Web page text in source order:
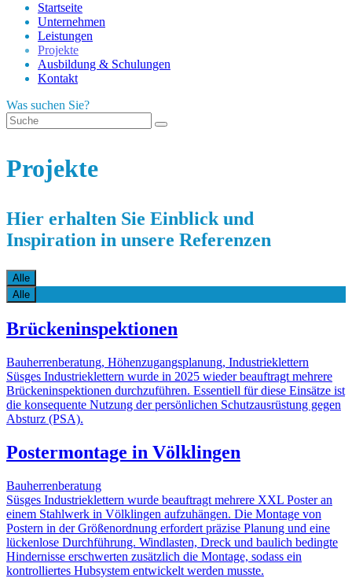
Startseite
Unternehmen
Leistungen
Projekte
Ausbildung & Schulungen
Kontakt
Was suchen Sie?
Projekte
Hier erhalten Sie Einblick und
Inspiration in unsere Referenzen
Alle
Alle
Brückeninspektionen
Bauherrenberatung, Höhenzugangsplanung, Industrieklettern
Süsges Industrieklettern wurde in 2025 wieder beauftragt mehrere
Brückeninspektionen durchzuführen. Essentiell für diese Einsätze ist
die konsequente Nutzung der persönlichen Schutzausrüstung gegen
Absturz (PSA).
Postermontage in Völklingen
Bauherrenberatung
Süsges Industrieklettern wurde beauftragt mehrere XXL Poster an
einem Stahlwerk in Völklingen aufzuhängen. Die Montage von
Postern in der Größenordnung erfordert präzise Planung und eine
lückenlose Durchführung. Windlasten, Dreck und baulich bedingte
Hindernisse erschwerten zusätzlich die Montage, sodass ein
kontrolliertes Hubsystem entwickelt werden musste.